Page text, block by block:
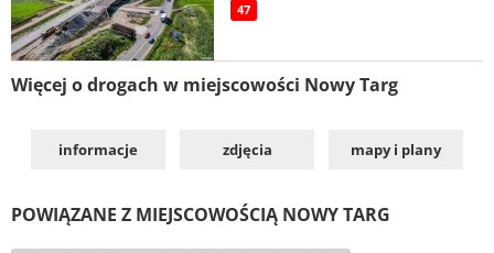
47
Więcej o drogach w miejscowości Nowy Targ
informacje zdjęcia mapy i plany
POWIĄZANE Z MIEJSCOWOŚCIĄ NOWY TARG